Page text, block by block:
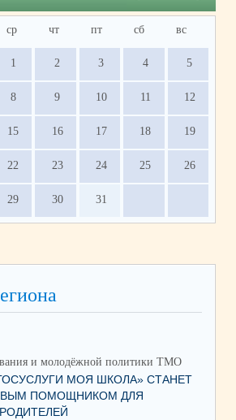
ср чт пт сб вс
1 2 3 4 5
8 9 10 11 12
15 16 17 18 19
22 23 24 25 26
29 30 31
и молодёжной политики ТМО
МОЯ ШКОЛА» СТАНЕТ
ПОМОЩНИКОМ ДЛЯ